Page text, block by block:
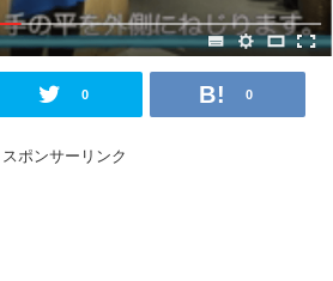
0 0
スポンサーリンク